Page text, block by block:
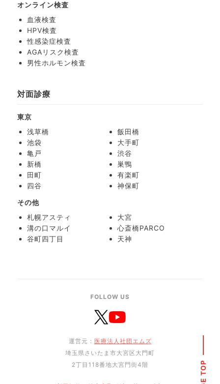
オンライン検査
血液検査
HPV検査
性感染症検査
AGAリスク検査
男性ホルモン検査
対面診療
東京
浅草橋
飯田橋
池袋
大手町
亀戸
渋谷
新橋
巣鴨
田町
有楽町
四谷
神保町
その他
札幌アスティ
大宮
溝の口マルイ
心斎橋PARCO
谷町四丁目
天神
FOLLOW US
運営元： 医療法人社団エムズ
埼玉県さいたま市大宮区大門町
2丁目118番地大宮門街4階